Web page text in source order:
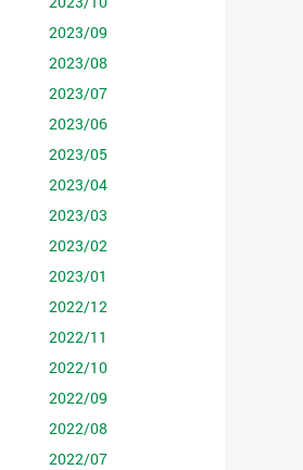
2023/09
2023/08
2023/07
2023/06
2023/05
2023/04
2023/03
2023/02
2023/01
2022/12
2022/11
2022/10
2022/09
2022/08
2022/07